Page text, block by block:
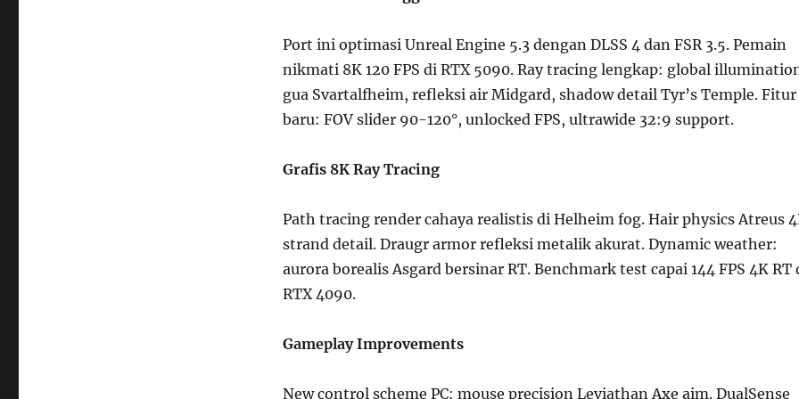
Port ini optimasi Unreal Engine 5.3 dengan DLSS 4 dan FSR 3.5. Pemain
nikmati 8K 120 FPS di RTX 5090. Ray tracing lengkap: global
gua Svartalfheim, refleksi air Midgard, shadow detail Tyr’s Temple. Fitur
baru: FOV slider 90-120°, unlocked FPS, ultrawide 32:9 support.
Grafis 8K Ray Tracing
Path tracing render cahaya realistis di Helheim fog. Hair physics Atreus
strand detail. Draugr armor refleksi metalik akurat. Dynamic weather:
aurora borealis Asgard bersinar RT. Benchmark test capai 144 FPS 4K RT
RTX 4090.
Gameplay Improvements
New control scheme PC: mouse precision Leviathan Axe aim. DualSense